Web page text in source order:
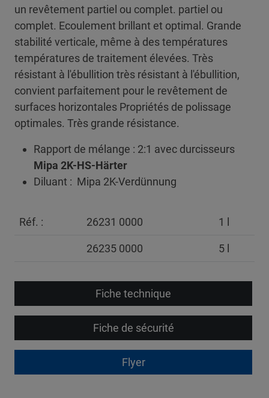
un revêtement partiel ou complet. partiel ou
complet. Ecoulement brillant et optimal. Grande
stabilité verticale, même à des températures
températures de traitement élevées. Très
résistant à l'ébullition très résistant à l'ébullition,
convient parfaitement pour le revêtement de
surfaces horizontales Propriétés de polissage
optimales. Très grande résistance.
Rapport de mélange : 2:1 avec durcisseurs
Mipa 2K-HS-Härter
Diluant : Mipa 2K-Verdünnung
Réf. : 26231 0000 1 l
26235 0000 5 l
Fiche technique
Fiche de sécurité
Flyer